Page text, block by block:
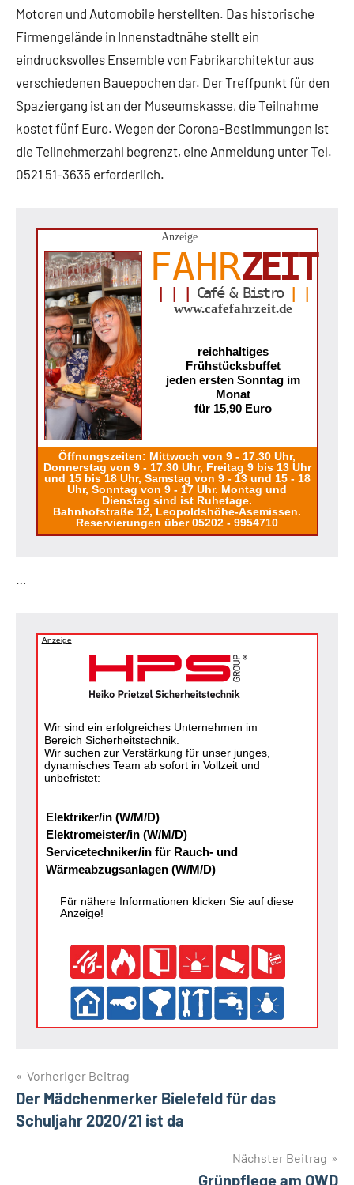
Motoren und Automobile herstellten. Das historische
Firmengelände in Innenstadtnähe stellt ein
eindrucksvolles Ensemble von Fabrikarchitektur aus
verschiedenen Bauepochen dar. Der Treffpunkt für den
Spaziergang ist an der Museumskasse, die Teilnahme
kostet fünf Euro. Wegen der Corona-Bestimmungen ist
die Teilnehmerzahl begrenzt, eine Anmeldung unter Tel.
0521 51-3635 erforderlich.
Anzeige
FAHRZEIT
| | | Café & Bistro| |
www.cafefahrzeit.de
reichhaltiges
Frühstücksbuffet
jeden ersten Sonntag im
Monat
für 15,90 Euro
Öffnungszeiten: Mittwoch von 9 - 17.30 Uhr,
Donnerstag von 9 - 17.30 Uhr, Freitag 9 bis 13 Uhr
und 15 bis 18 Uhr, Samstag von 9 - 13 und 15 - 18
Uhr, Sonntag von 9 - 17 Uhr. Montag und
Dienstag sind ist Ruhetage.
Bahnhofstraße 12, Leopoldshöhe-Asemissen.
Reservierungen über 05202 - 9954710
…
Anzeige
Wir sind ein erfolgreiches Unternehmen im
Bereich Sicherheitstechnik.
Wir suchen zur Verstärkung für unser junges,
dynamisches Team ab sofort in Vollzeit und
unbefristet:
Elektriker/in (W/M/D)
Elektromeister/in (W/M/D)
Servicetechniker/in für Rauch- und
Wärmeabzugsanlagen (W/M/D)
Für nähere Informationen klicken Sie auf diese
Anzeige!
Beitragsnavigation
Vorheriger Beitrag
Der Mädchenmerker Bielefeld für das
Schuljahr 2020/21 ist da
Nächster Beitrag
Grünpflege am OWD